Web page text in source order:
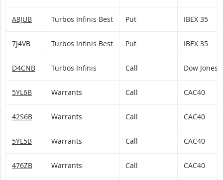
A8JUB Turbos Infinis Best Put IBEX 35
7J4VB Turbos Infinis Best Put IBEX 35
D4CNB Turbos Infinis Call Dow Jones
5YL6B Warrants Call CAC40
42S6B Warrants Call CAC40
5YL5B Warrants Call CAC40
476ZB Warrants Call CAC40